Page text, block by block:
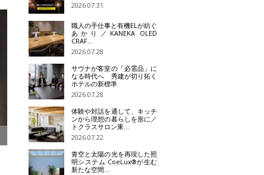
2026.07.31
職人の手仕事と有機ELが紡ぐ
あかり／KANEKA OLED
CRAF…
2026.07.28
サウナが客室の「必需品」に
なる時代へ 秀建が切り拓く
ホテルの新標準
2026.07.28
体験や対話を通して、キッチ
ンから理想の暮らしを形に／
トクラスサロン東…
2026.07.22
青空と太陽の光を再現した照
明システム CoeLux®が生む
新たな空間…